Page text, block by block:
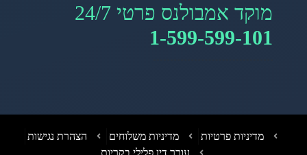
אמבולנס פרטי 24/7
1-599-599-
פרטיות מדיניות משלוחים
הצהרת נגישות